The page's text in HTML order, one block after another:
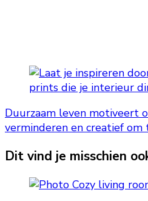
Duurzaam leven motiveert
verminderen en creatief
Dit vind je misschien